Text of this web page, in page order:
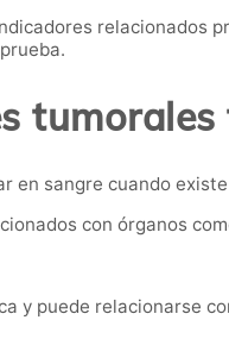
relacionados
tumorales
en sangre cuando
con órganos
y puede relacionarse